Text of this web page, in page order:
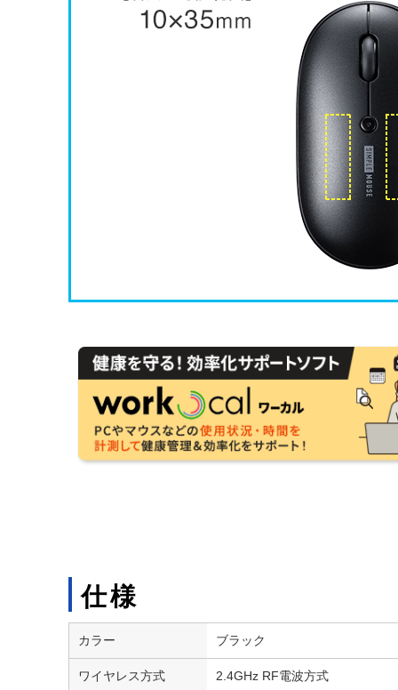
仕様
カラー ブラック
ワイヤレス方式
2.4GHz RF電波方式